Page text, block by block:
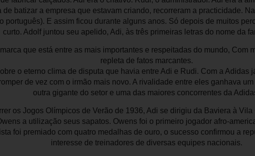
de batizar a empresa que estavam criando, recorreram a practicidade.
português). E assim ficou durante alguns anos. Só depois de muitos
curto. Adolf juntou seu apelido, Adi, às três primeiras letras do nome da
que está entre as mais importantes e respeitadas do mundo, Com
repleta de fatos marcantes.
o eterno clima de disputa que havia entre Adi e Rudi. Com a Adidas
de vez com o irmão mais novo. A rivalidade entre eles ganhava
outra gigante do setor e uma das maiores concorrentes da
os Jogos Olímpicos de Verão de 1936, Adi se dirigiu da Baviera à
a utilização seus sapatos. Owens foi o primeiro jogador afro-
foi premiado com quatro medalhas de ouro, o sucesso confirmou a
interesse de treinadores de diversas equipes nacionais.